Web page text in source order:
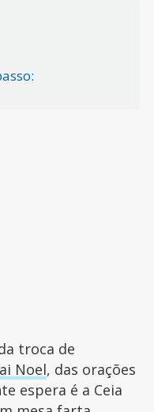
troca de
Noel, das orações
espera é a Ceia